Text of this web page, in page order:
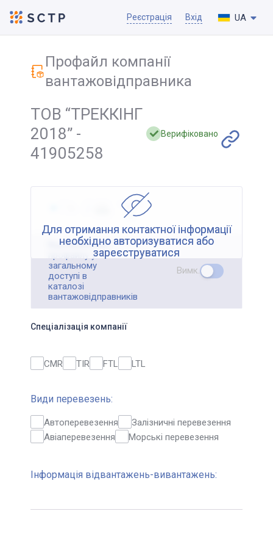
Реєстрація Вхід UA
Профайл компанії
вантажовідправника
ТОВ “ТРЕККІНГ
2018” -
41905258
Верифіковано
Для отримання контактної інформації
необхідно авторизуватися або
зареєструватися
Відображення
профайлу у
загальному
доступі в
каталозі
вантажовідправників
Вимк.
Спеціалізація компанії
CMR TIR FTL LTL
Види перевезень:
Автоперевезення
Залізничні перевезення
Авіаперевезення
Морські перевезення
Інформація відвантажень-вивантажень: